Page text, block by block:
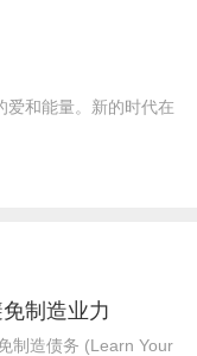
爱和能量。新的时代在
制造业力
制造债务 (Learn Your